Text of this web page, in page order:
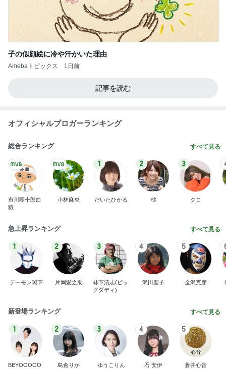
子の似顔絵に冷や汗かいた理由
Amebaトピックス 1日前
記事を読む
オフィシャルブロガーランキング
総合ランキング すべて見る
市川團十郎白
猿
小林麻央
1
だいたひかる
2
桃
3
クロ
急上昇ランキング すべて見る
1
デーモン閣下
2
片岡愛之助
3
林下清志(ビッ
グダディ)
4
沢田聖子
5
金沢克彦
新登場ランキング すべて見る
1
BEYOOOOO
2
島倉りか
3
ゆうこりん
4
石 安伊
5
蒼井心音